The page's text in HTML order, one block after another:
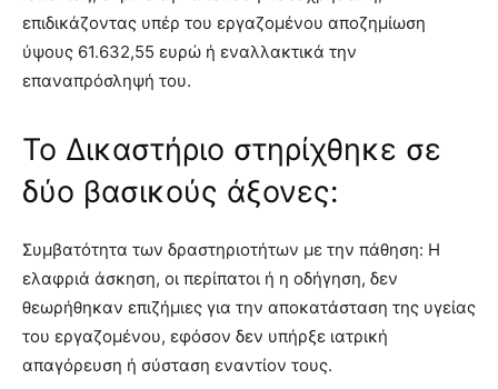
επιδικάζοντας υπέρ του εργαζομένου αποζημίωση
ύψους 61.632,55 ευρώ ή εναλλακτικά την
επαναπρόσληψή του.
Το Δικαστήριο στηρίχθηκε σε
δύο βασικούς άξονες:
Συμβατότητα των δραστηριοτήτων με την πάθηση: Η
ελαφριά άσκηση, οι περίπατοι ή η οδήγηση, δεν
θεωρήθηκαν επιζήμιες για την αποκατάσταση της υγείας
του εργαζομένου, εφόσον δεν υπήρξε ιατρική
απαγόρευση ή σύσταση εναντίον τους.